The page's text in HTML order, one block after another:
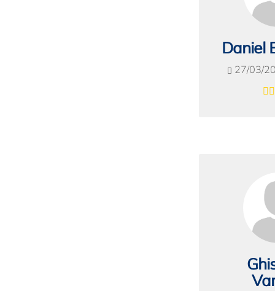
Daniel
27/03/